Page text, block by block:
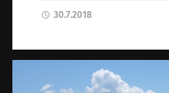
30.7.2018